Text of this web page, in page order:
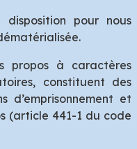
pour nous
propos à caractères
constituent des
d’emprisonnement et
(article 441-1 du code